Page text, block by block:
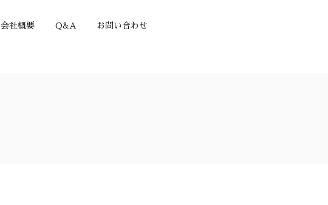
会社概要 Q&A お問い合わせ